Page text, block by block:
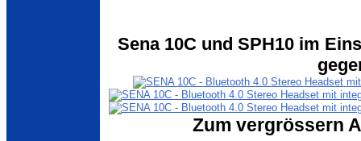
Sena 10C und SPH10 im
Zum vergrössern